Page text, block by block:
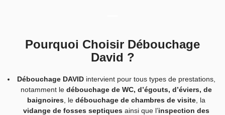
Pourquoi Choisir Débouchage
David ?
Débouchage DAVID intervient pour tous types de prestations,
notamment le débouchage de WC, d’égouts, d’éviers, de
baignoires , le débouchage de chambres de visite , la
vidange de fosses septiques ainsi que l’inspection des